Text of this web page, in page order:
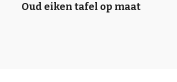
Oud eiken tafel op maat